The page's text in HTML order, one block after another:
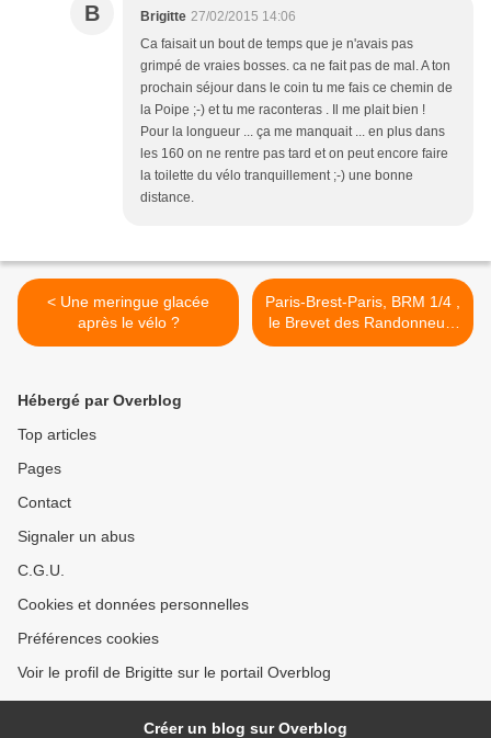
B Brigitte 27/02/2015 14:06
Ca faisait un bout de temps que je n'avais pas
grimpé de vraies bosses. ca ne fait pas de mal. A ton
prochain séjour dans le coin tu me fais ce chemin de
la Poipe ;-) et tu me raconteras . Il me plait bien !
Pour la longueur ... ça me manquait ... en plus dans
les 160 on ne rentre pas tard et on peut encore faire
la toilette du vélo tranquillement ;-) une bonne
distance.
< Une meringue glacée
après le vélo ?
Paris-Brest-Paris, BRM 1/4 ,
le Brevet des Randonneurs
Mouillés >
Hébergé par Overblog
Top articles
Pages
Contact
Signaler un abus
C.G.U.
Cookies et données personnelles
Préférences cookies
Voir le profil de Brigitte sur le portail Overblog
Créer un blog sur Overblog